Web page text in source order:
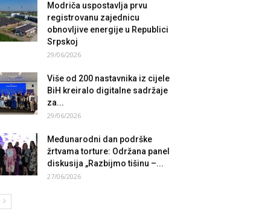
Modriča uspostavlja prvu
registrovanu zajednicu
obnovljive energije u Republici
Srpskoj
29/06/2026
Više od 200 nastavnika iz cijele
BiH kreiralo digitalne sadržaje
za...
29/06/2026
Međunarodni dan podrške
žrtvama torture: Održana panel
diskusija „Razbijmo tišinu –...
27/06/2026